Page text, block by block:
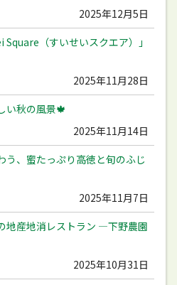
2025年12月5日
（すいせいスクエア）」
2025年11月28日
い秋の風景🍁
2025年11月14日
う、蜜たっぷり高徳と旬のふじ
2025年11月7日
地産地消レストラン ―下野農園
2025年10月31日